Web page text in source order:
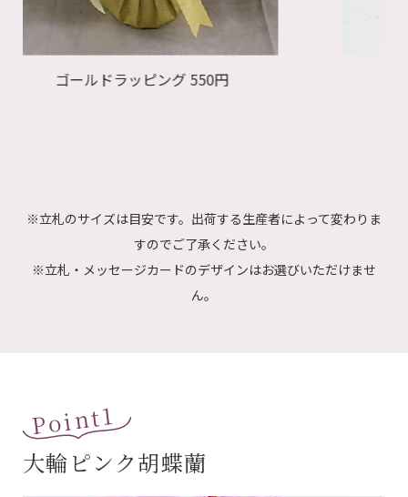
メッセージカード
※立札のサイズは目安です。出荷する生産者によって変わりま
すのでご了承ください。
※立札・メッセージカードのデザインはお選びいただけませ
ん。
Point1
大輪ピンク胡蝶蘭